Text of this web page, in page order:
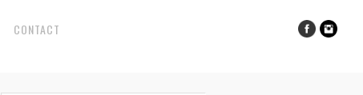
CONTACT